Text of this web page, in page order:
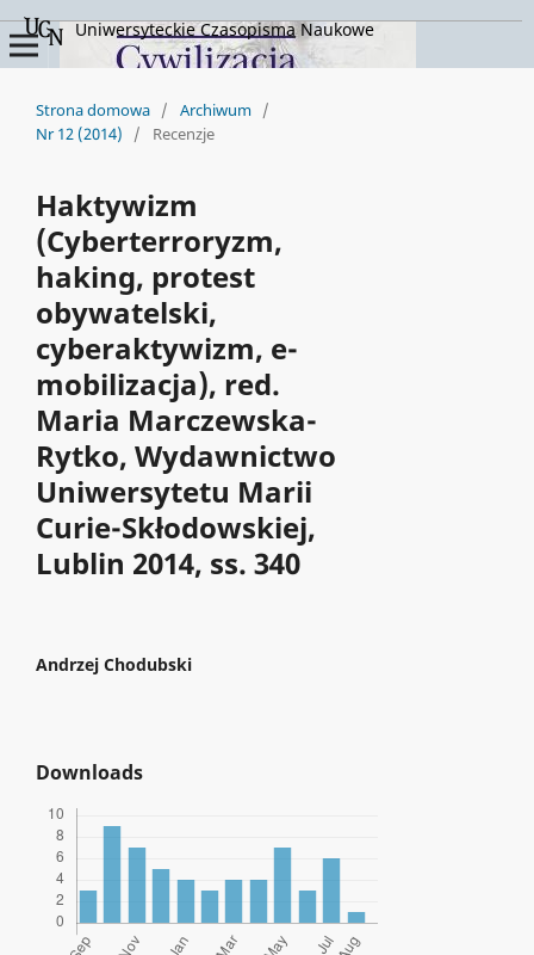
Uniwersyteckie Czasopisma Naukowe
Strona domowa / Archiwum /
Nr 12 (2014)
/ Recenzje
Haktywizm
(Cyberterroryzm,
haking, protest
obywatelski,
cyberaktywizm, e-
mobilizacja), red.
Maria Marczewska-
Rytko, Wydawnictwo
Uniwersytetu Marii
Curie-Skłodowskiej,
Lublin 2014, ss. 340
Andrzej Chodubski
Downloads